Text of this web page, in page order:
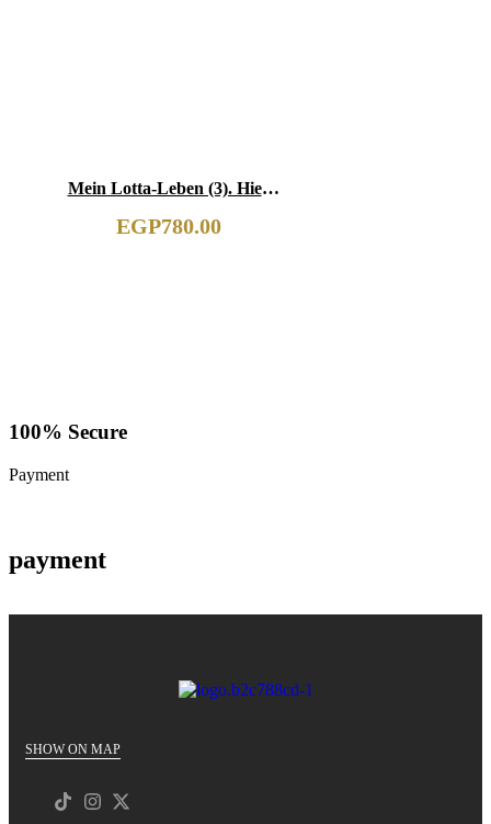
Mein Lotta-Leben (3). Hier
EGP780.00
100% Secure
Payment
payment
SHOW ON MAP